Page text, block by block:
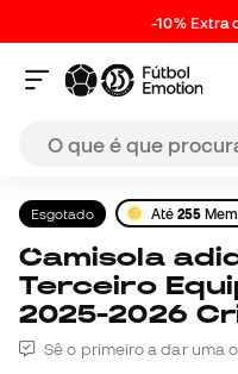
-10% Extra
Esgotado Até 255
Camisola adidas Real Madrid
Terceiro
2025-2026
Sê o primeiro a dar uma